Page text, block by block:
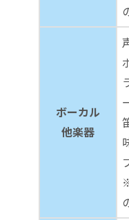
ボーカル
他楽器